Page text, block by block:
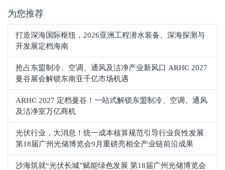
为您推荐
打造深海国际枢纽，2026亚洲工程潜水装备、深海探测与
开发展定档海南
抢占东盟制冷、空调、通风及洁净产业新风口 ARHC 2027
曼谷展会解锁东南亚千亿市场机遇
ARHC 2027 定档曼谷！一站式解锁东盟制冷、空调、通风
及洁净室万亿商机
光伏行业，大消息！统一成本核算规范引导行业良性发展
第18届广州光储博览会9月重磅亮相全产业链前沿成果
沙海筑就“光伏长城”赋能绿色发展 第18届广州光储博览会